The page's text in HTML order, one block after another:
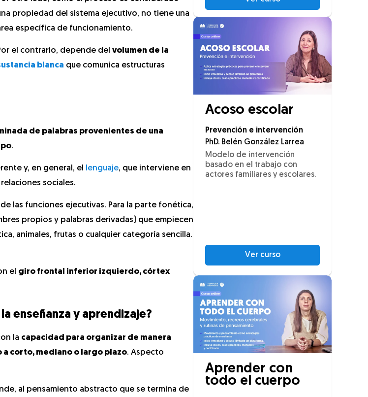
propiedad del sistema ejecutivo, no tiene una
específica de funcionamiento.
el contrario, depende del volumen de la
blanca que comunica estructuras
de palabras provenientes de una
.
y, en general, el lenguaje, que interviene en
sociales.
las funciones ejecutivas. Para la parte fonética,
propios y palabras derivadas) que empiecen
animales, frutas o cualquier categoría sencilla.
el giro frontal inferior izquierdo, córtex
enseñanza y aprendizaje?
la capacidad para organizar de manera
corto, mediano o largo plazo. Aspecto
al pensamiento abstracto que se termina de
Acoso escolar
Prevención e intervención
PhD. Belén González Larrea
Modelo de intervención
basado en el trabajo con
actores familiares y escolares.
Ver curso
Aprender con
todo el cuerpo